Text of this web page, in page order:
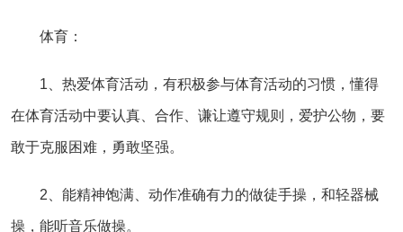
体育：
1、热爱体育活动，有积极参与体育活动的习惯，懂得
在体育活动中要认真、合作、谦让遵守规则，爱护公物，要
敢于克服困难，勇敢坚强。
2、能精神饱满、动作准确有力的做徒手操，和轻器械
操，能听音乐做操。